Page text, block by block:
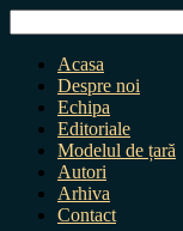
for:
Acasa
Despre noi
Echipa
Editoriale
Modelul de țară
Autori
Arhiva
Contact